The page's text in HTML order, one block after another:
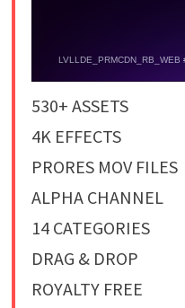
530+ ASSETS
4K EFFECTS
PRORES MOV FILES
ALPHA CHANNEL
14 CATEGORIES
DRAG & DROP
ROYALTY FREE